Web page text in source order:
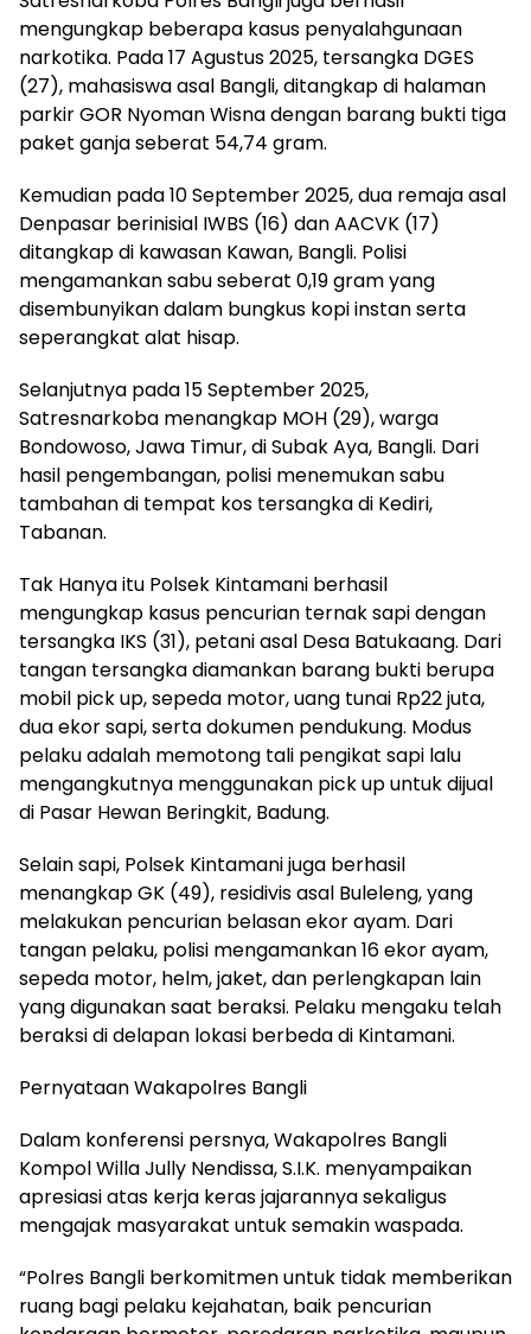
mengungkap beberapa kasus penyalahgunaan
narkotika. Pada 17 Agustus 2025, tersangka DGES
(27), mahasiswa asal Bangli, ditangkap di halaman
parkir GOR Nyoman Wisna dengan barang bukti tiga
paket ganja seberat 54,74 gram.
Kemudian pada 10 September 2025, dua remaja asal
Denpasar berinisial IWBS (16) dan AACVK (17)
ditangkap di kawasan Kawan, Bangli. Polisi
mengamankan sabu seberat 0,19 gram yang
disembunyikan dalam bungkus kopi instan serta
seperangkat alat hisap.
Selanjutnya pada 15 September 2025,
Satresnarkoba menangkap MOH (29), warga
Bondowoso, Jawa Timur, di Subak Aya, Bangli. Dari
hasil pengembangan, polisi menemukan sabu
tambahan di tempat kos tersangka di Kediri,
Tabanan.
Tak Hanya itu Polsek Kintamani berhasil
mengungkap kasus pencurian ternak sapi dengan
tersangka IKS (31), petani asal Desa Batukaang. Dari
tangan tersangka diamankan barang bukti berupa
mobil pick up, sepeda motor, uang tunai Rp22 juta,
dua ekor sapi, serta dokumen pendukung. Modus
pelaku adalah memotong tali pengikat sapi lalu
mengangkutnya menggunakan pick up untuk dijual
di Pasar Hewan Beringkit, Badung.
Selain sapi, Polsek Kintamani juga berhasil
menangkap GK (49), residivis asal Buleleng, yang
melakukan pencurian belasan ekor ayam. Dari
tangan pelaku, polisi mengamankan 16 ekor ayam,
sepeda motor, helm, jaket, dan perlengkapan lain
yang digunakan saat beraksi. Pelaku mengaku telah
beraksi di delapan lokasi berbeda di Kintamani.
Pernyataan Wakapolres Bangli
Dalam konferensi persnya, Wakapolres Bangli
Kompol Willa Jully Nendissa, S.I.K. menyampaikan
apresiasi atas kerja keras jajarannya sekaligus
mengajak masyarakat untuk semakin waspada.
“Polres Bangli berkomitmen untuk tidak memberikan
ruang bagi pelaku kejahatan, baik pencurian